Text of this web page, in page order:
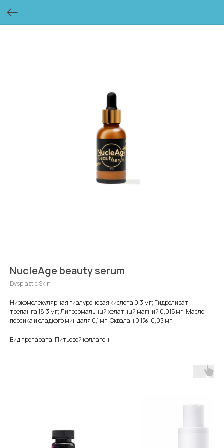
NucleAge beauty serum
Dysplastic Skin
Низкомолекулярная гиалуроновая кислота 0,3 мг; Гидролизат
трепанга 18,3 мг; Липосомальный хелатный магний 0,015 мг; Масло
персика и сладкого миндаля 0,1 мг; Сквалан 0,1%-0,03 мг.
Вид препарата: Питьевой коллаген